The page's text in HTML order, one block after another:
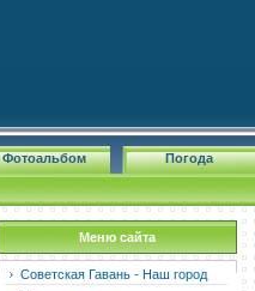
Погода
Фотоальбом
Меню сайта
Советская Гавань - Наш город